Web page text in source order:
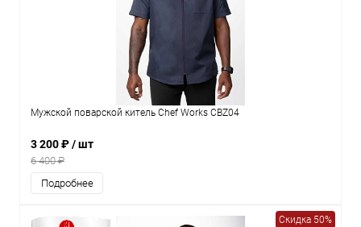
Мужской поварской китель Chef Works CBZ04
3 200 ₽/ шт
6 400 ₽
Подробнее
Скидка 50%